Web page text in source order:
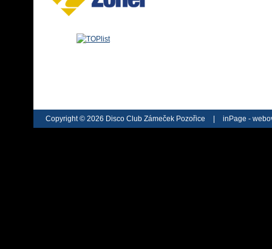
Copyright © 2026 Disco Club Zámeček Pozořice | inPage -